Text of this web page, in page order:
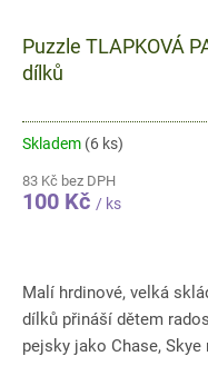
Puzzle TLAPKOVÁ
dílků
Skladem (6 ks)
83 Kč bez DPH
100 Kč / ks
Malí hrdinové, velká
dílků přináší dětem
pejsky jako Chase,